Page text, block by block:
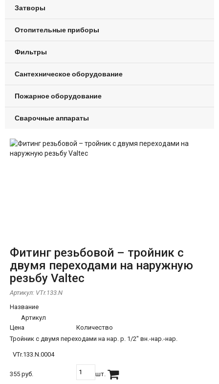
Затворы
Отопительные приборы
Фильтры
Сантехническое оборудование
Пожарное оборудование
Сварочные аппараты
Фитинг резьбовой – тройник с
двумя переходами на наружную
резьбу Valtec
Артикул: VTr.133.N
Название
Артикул
Цена
Количество
Тройник с двумя переходами на нар. р. 1/2" вн.-нар.-нар.
VTr.133.N.0004
355 руб. шт.